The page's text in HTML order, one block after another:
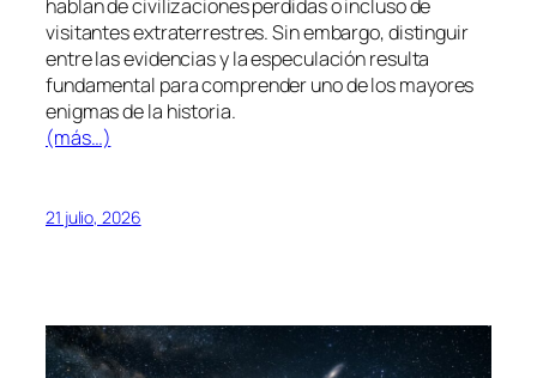
hablan de civilizaciones perdidas o incluso de
visitantes extraterrestres. Sin embargo, distinguir
entre las evidencias y la especulación resulta
fundamental para comprender uno de los mayores
enigmas de la historia.
(más…)
21 julio, 2026